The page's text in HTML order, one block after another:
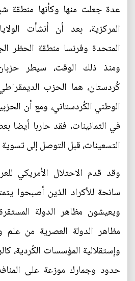
عدة جعلت منها وكأنها منطقة
المركزية، بعد أن أنشأت
المتحدة وفرنسا منطقة الحظر
ومنذ ذلك الوقت، سيطر
كُردستان، هما الحزب
الوطني الكُردستاني، ومع أن
في الثمانينات، فقد حاربا
التسعينات، قبل التوصل إلى
سانحة للأكراد الذين أصبحوا
ويعيشون مظاهر الدولة
مظاهر الدولة العصرية من
وإستقلالية المؤسسات الكُردية،
حدود وجمارك موزعة على